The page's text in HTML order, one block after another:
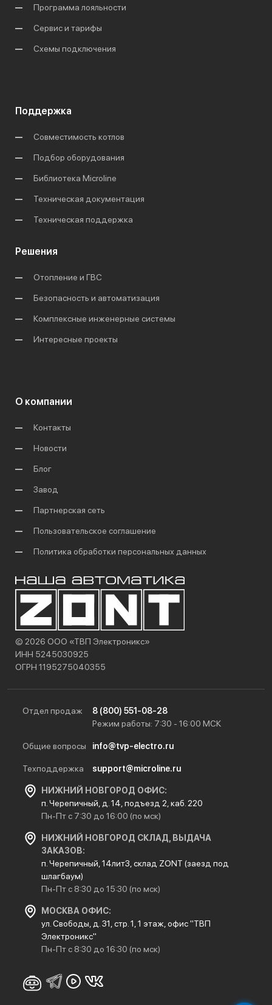
Программа лояльности
Сервис и тарифы
Схемы подключения
Поддержка
Совместимость котлов
Подбор оборудования
Библиотека Microline
Техническая документация
Техническая поддержка
Решения
Отопление и ГВС
Безопасность и автоматизация
Комплексные инженерные системы
Интересные проекты
О компании
Контакты
Новости
Блог
Завод
Партнерская сеть
Пользовательское соглашение
Политика обработки персональных данных
© 2026 ООО «ТВП Электроникс»
ИНН 5245030925
ОГРН 1195275040355
Отдел продаж
8 (800) 551-08-28
Режим работы: 7:30 - 16:00 МСК
Общие вопросы info@tvp-electro.ru
Техподдержка support@microline.ru
НИЖНИЙ НОВГОРОД ОФИС:
п. Черепичный, д. 14, подъезд 2, каб. 220
Пн-Пт с 7:30 до 16:00 (по мск)
НИЖНИЙ НОВГОРОД СКЛАД, ВЫДАЧА
ЗАКАЗОВ:
п. Черепичный, 14лит3, склад ZONT (заезд под
шлагбаум)
Пн-Пт с 8:30 до 15:30 (по мск)
МОСКВА ОФИС:
ул. Свободы, д. 31, стр. 1, 1 этаж, офис "ТВП
Электроникс"
Пн-Пт с 8:30 до 16:30 (по мск)